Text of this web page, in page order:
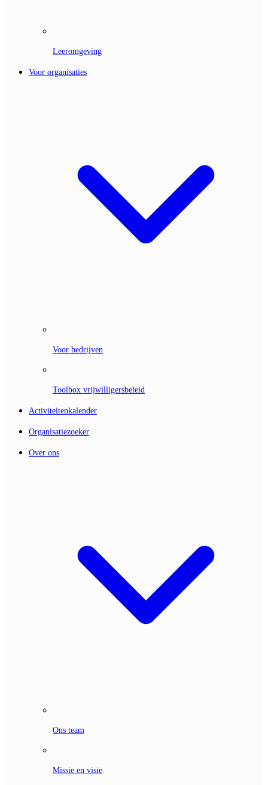
Leeromgeving
Voor organisaties
Voor bedrijven
Toolbox vrijwilligersbeleid
Activiteitenkalender
Organisatiezoeker
Over ons
Ons team
Missie en visie